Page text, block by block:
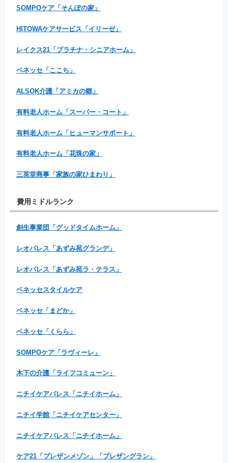
SOMPOケア「そんぽの家」
HITOWAケアサービス「イリーゼ」
レイクス21「プラチナ・シニアホーム」
ベネッセ「ここち」
ALSOK介護「アミカの郷」
有料老人ホーム「スーパー・コート」
有料老人ホーム「ヒューマンサポート」
有料老人ホーム「花珠の家」
三英堂商事「家族の家ひまわり」
費用ミドルランク
創生事業団「グッドタイムホーム」
レオパレス「あずみ苑グランデ」
レオパレス「あずみ苑ラ・テラス」
ベネッセスタイルケア
ベネッセ「まどか」
ベネッセ「くらら」
SOMPOケア「ラヴィーレ」
木下の介護「ライフコミューン」
ニチイケアパレス「ニチイホーム」
ニチイ学館「ニチイケアセンター」
ニチイケアパレス「ニチイホーム」
ケア21「プレザンメゾン」「プレザングラン」